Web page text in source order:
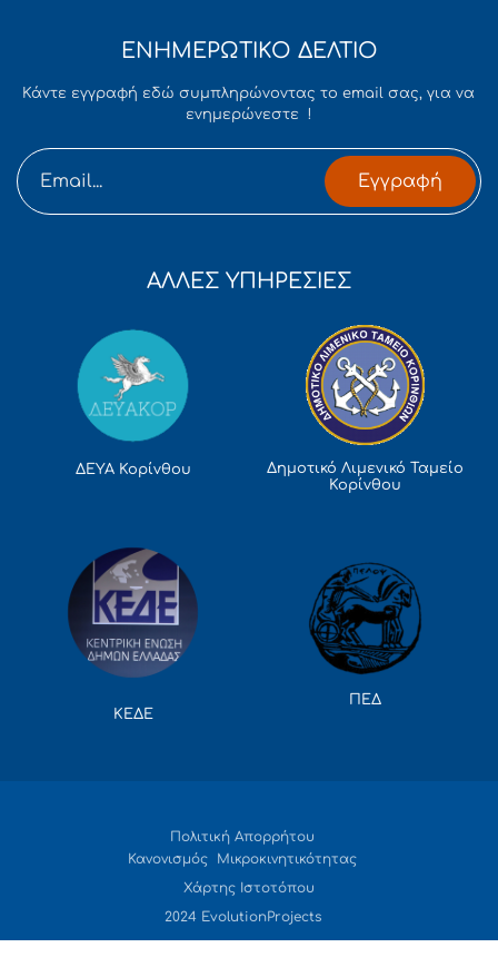
ΕΝΗΜΕΡΩΤΙΚΟ ΔΕΛΤΙΟ
Κάντε εγγραφή εδώ συμπληρώνοντας το email σας, για να
ενημερώνεστε !
Εγγραφή
ΑΛΛΕΣ ΥΠΗΡΕΣΙΕΣ
ΔΕΥΑ Κορίνθου
Δημοτικό Λιμενικό Ταμείο
Κορίνθου
ΚΕΔΕ
ΠΕΔ
Πολιτική Απορρήτου
Κανονισμός Μικροκινητικότητας
Χάρτης Ιστοτόπου
2024 EvolutionProjects